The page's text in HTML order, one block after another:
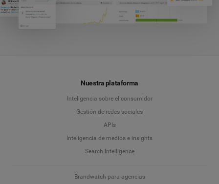
Nuestra plataforma
Inteligencia sobre el consumidor
Gestión de redes sociales
APIs
Inteligencia de medios e insights
Search Intelligence
Brandwatch para agencias